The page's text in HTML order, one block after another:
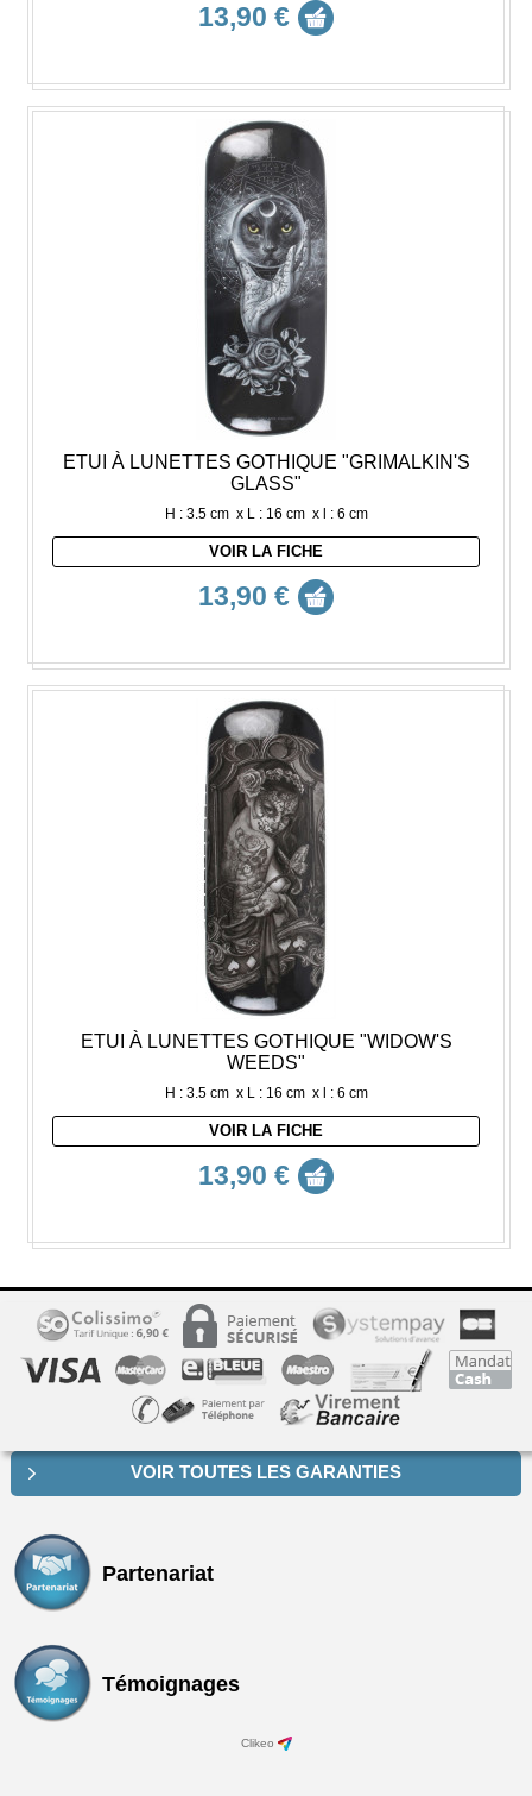
13,90 €
ETUI À LUNETTES GOTHIQUE "GRIMALKIN'S
GLASS"
H : 3.5 cm x L : 16 cm x l : 6 cm
VOIR LA FICHE
13,90 €
ETUI À LUNETTES GOTHIQUE "WIDOW'S
WEEDS"
H : 3.5 cm x L : 16 cm x l : 6 cm
VOIR LA FICHE
13,90 €
VOIR TOUTES LES GARANTIES
Partenariat
Témoignages
Clikeo